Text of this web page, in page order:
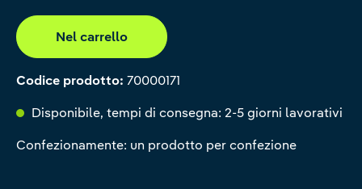
Nel carrello
Codice prodotto: 70000171
Disponibile, tempi di consegna: 2-5 giorni lavorativi
Confezionamente: un prodotto per confezione